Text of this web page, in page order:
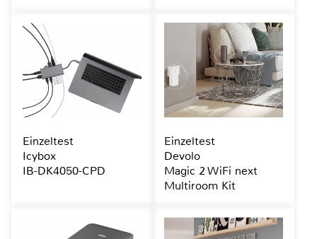
Einzeltest
Icybox
IB-DK4050-CPD
Einzeltest
Devolo
Magic 2 WiFi next
Multiroom Kit